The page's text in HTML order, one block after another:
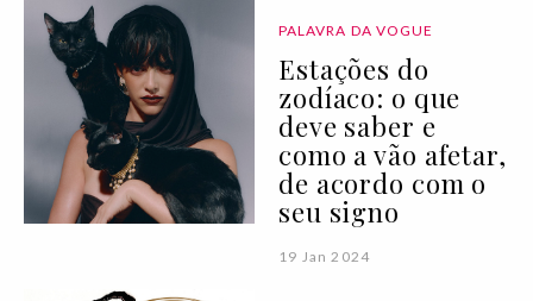
PALAVRA DA VOGUE
Estações do
zodíaco: o que
deve saber e
como a vão afetar,
de acordo com o
seu signo
19 Jan 2024